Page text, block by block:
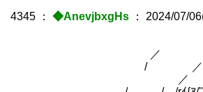
4345 ： ◆AnevjbxgHs ： 2024/07/
／ ／
/ ／ /⌒}
／ /{ﾆ'/／